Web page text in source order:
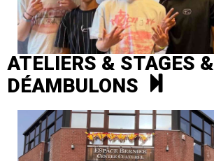
ATELIERS & STAGES &
DÉAMBULONS